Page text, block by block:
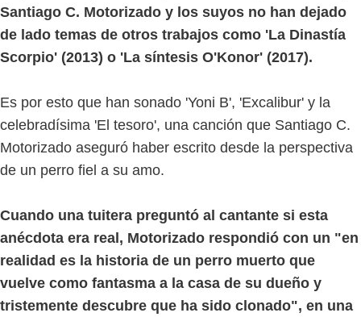
Santiago C. Motorizado y los suyos no han dejado
de lado temas de otros trabajos como 'La Dinastía
Scorpio' (2013) o 'La síntesis O'Konor' (2017).
Es por esto que han sonado 'Yoni B', 'Excalibur' y la
celebradísima 'El tesoro', una canción que Santiago C.
Motorizado aseguró haber escrito desde la perspectiva
de un perro fiel a su amo.
Cuando una tuitera preguntó al cantante si esta
anécdota era real, Motorizado respondió con un "en
realidad es la historia de un perro muerto que
vuelve como fantasma a la casa de su dueño y
tristemente descubre que ha sido clonado", en una